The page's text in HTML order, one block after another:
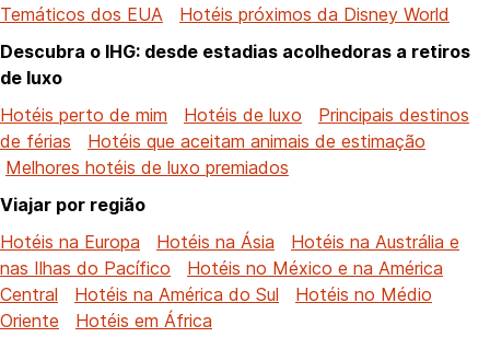
Temáticos dos EUA
Hotéis próximos da Disney World
Descubra o IHG: desde estadias acolhedoras a retiros
de luxo
Hotéis perto de mim
Hotéis de luxo
Principais destinos
de férias
Hotéis que aceitam animais de estimação
Melhores hotéis de luxo premiados
Viajar por região
Hotéis na Europa
Hotéis na Ásia
Hotéis na Austrália e
nas Ilhas do Pacífico
Hotéis no México e na América
Central
Hotéis na América do Sul
Hotéis no Médio
Oriente
Hotéis em África